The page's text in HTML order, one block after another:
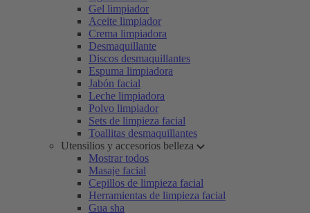
Gel limpiador
Aceite limpiador
Crema limpiadora
Desmaquillante
Discos desmaquillantes
Espuma limpiadora
Jabón facial
Leche limpiadora
Polvo limpiador
Sets de limpieza facial
Toallitas desmaquillantes
Utensilios y accesorios belleza
Mostrar todos
Masaje facial
Cepillos de limpieza facial
Herramientas de limpieza facial
Gua sha